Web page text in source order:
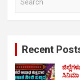
Recent
ಜಿಲ್ಲೆಗಳು
ಸಿನಿಮಾ